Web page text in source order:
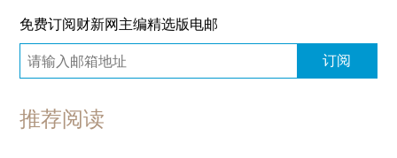
免费订阅财新网主编精选版电邮
订阅
推荐阅读